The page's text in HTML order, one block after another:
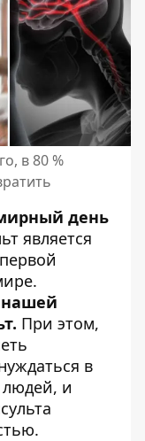
в 80 %
день
является
нашей
При этом,
в
и